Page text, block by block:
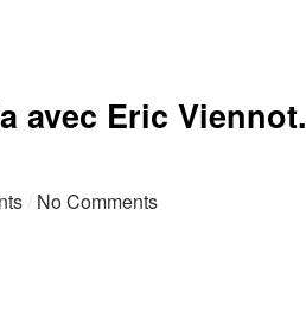
avec Eric Viennot.
/ No Comments